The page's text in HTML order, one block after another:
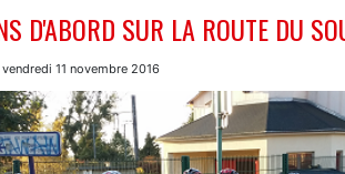
D'ABORD SUR LA ROUTE DU
11 novembre 2016